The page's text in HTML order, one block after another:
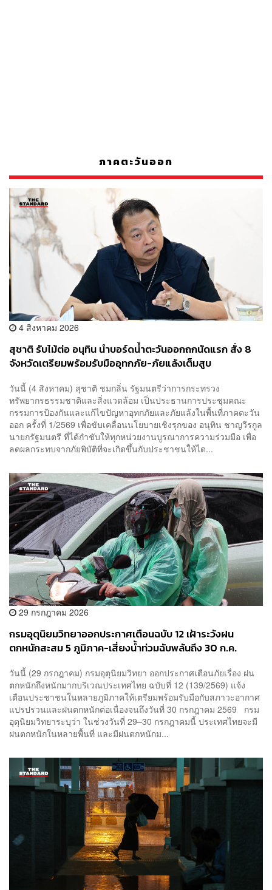
ภาคตะวันออก
4 สิงหาคม 2026
สุชาติ รับไม้ต่อ อนุทิน นำบอร์ดน้ำตะวันออกถกนัดแรก สั่ง 8
จังหวัดเตรียมพร้อมรับมืออุทกภัย-ภัยแล้งเต็มสูบ
วันนี้ (4 สิงหาคม) สุชาติ ชมกลิ่น รัฐมนตรีว่าการกระทรวง
ทรัพยากรธรรมชาติและสิ่งแวดล้อม เป็นประธานการประชุมคณะ
กรรมการป้องกันและแก้ไขปัญหาอุทกภัยและภัยแล้งในพื้นที่ภาคตะวัน
ออก ครั้งที่ 1/2569 เพื่อขับเคลื่อนนโยบายเชิงรุกของ อนุทิน ชาญวีรกูล
นายกรัฐมนตรี ที่ได้กำชับให้ทุกหน่วยงานบูรณาการความร่วมมือ เพื่อ
ลดผลกระทบจากภัยพิบัติที่จะเกิดขึ้นกับประชาชนให้ได...
29 กรกฎาคม 2026
กรมอุตุนิยมวิทยาออกประกาศเตือนฉบับ 12 เฝ้าระวังฝน
ตกหนักสะสม 5 ภูมิภาค-เสี่ยงน้ำท่วมฉับพลันถึง 30 ก.ค.
วันนี้ (29 กรกฎาคม) กรมอุตุนิยมวิทยา ออกประกาศเตือนภัยเรื่อง ฝน
ตกหนักถึงหนักมากบริเวณประเทศไทย ฉบับที่ 12 (139/2569) แจ้ง
เตือนประชาชนในหลายภูมิภาคให้เตรียมพร้อมรับมือกับสภาวะอากาศ
แปรปรวนและฝนตกหนักต่อเนื่องจนถึงวันที่ 30 กรกฎาคม 2569 กรม
อุตุนิยมวิทยาระบุว่า ในช่วงวันที่ 29–30 กรกฎาคมนี้ ประเทศไทยจะมี
ฝนตกหนักในหลายพื้นที่ และมีฝนตกหนักม...